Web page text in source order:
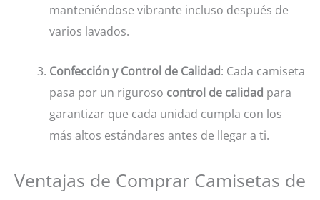
manteniéndose vibrante incluso después de
varios lavados.
Confección y Control de Calidad: Cada camiseta
pasa por un riguroso control de calidad para
garantizar que cada unidad cumpla con los
más altos estándares antes de llegar a ti.
Ventajas de Comprar Camisetas de